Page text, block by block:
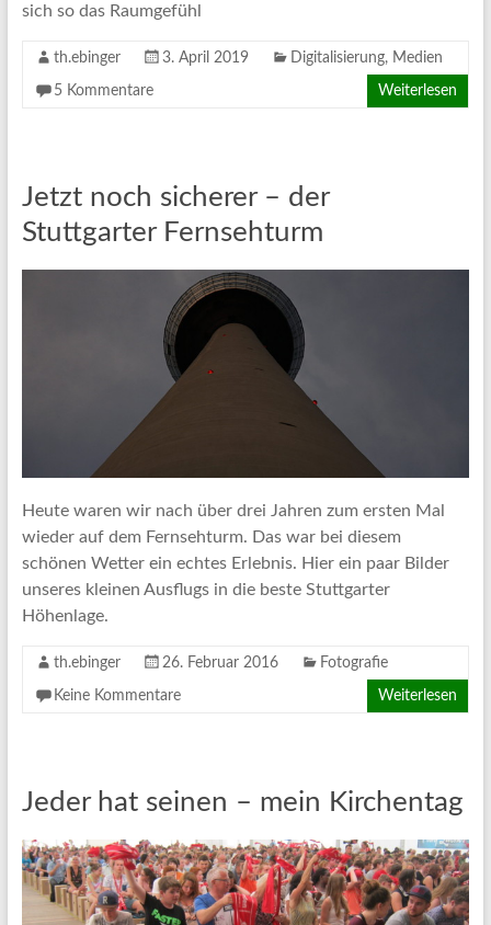
sich so das Raumgefühl
th.ebinger 3. April 2019 Digitalisierung, Medien
5 Kommentare Weiterlesen
Jetzt noch sicherer – der
Stuttgarter Fernsehturm
Heute waren wir nach über drei Jahren zum ersten Mal
wieder auf dem Fernsehturm. Das war bei diesem
schönen Wetter ein echtes Erlebnis. Hier ein paar Bilder
unseres kleinen Ausflugs in die beste Stuttgarter
Höhenlage.
th.ebinger 26. Februar 2016 Fotografie
Keine Kommentare Weiterlesen
Jeder hat seinen – mein Kirchentag